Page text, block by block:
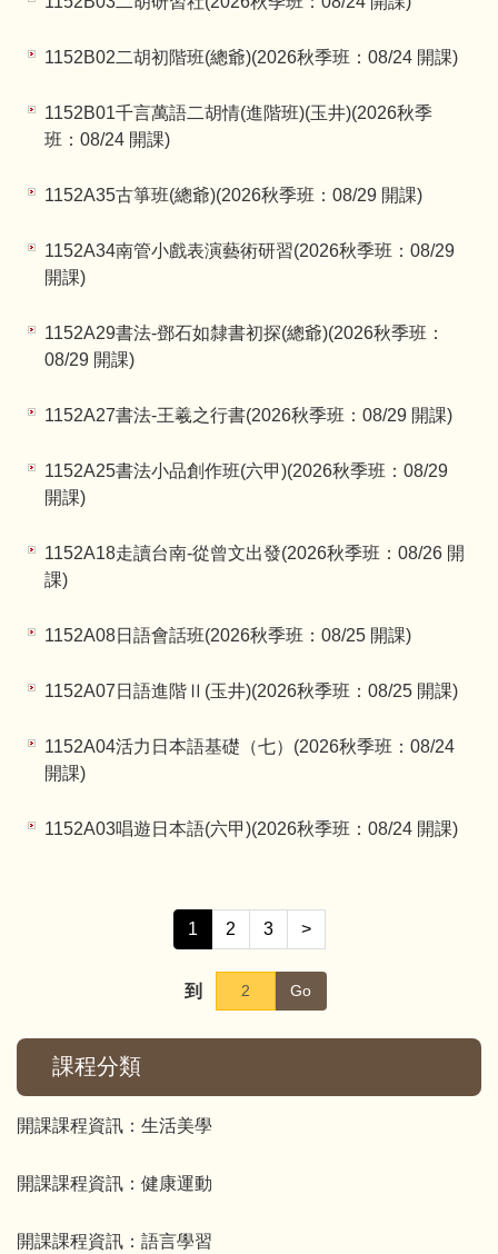
1152B02二胡初階班(總爺)(2026秋季班：08/24 開課)
1152B01千言萬語二胡情(進階班)(玉井)(2026秋季
班：08/24 開課)
1152A35古箏班(總爺)(2026秋季班：08/29 開課)
1152A34南管小戲表演藝術研習(2026秋季班：08/29
開課)
1152A29書法-鄧石如隸書初探(總爺)(2026秋季班：
08/29 開課)
1152A27書法-王羲之行書(2026秋季班：08/29 開課)
1152A25書法小品創作班(六甲)(2026秋季班：08/29
開課)
1152A18走讀台南-從曾文出發(2026秋季班：08/26 開
課)
1152A08日語會話班(2026秋季班：08/25 開課)
1152A07日語進階Ⅱ(玉井)(2026秋季班：08/25 開課)
1152A04活力日本語基礎（七）(2026秋季班：08/24
開課)
1152A03唱遊日本語(六甲)(2026秋季班：08/24 開課)
1 2 3 >
到 Go
課程分類
開課課程資訊：生活美學
開課課程資訊：健康運動
開課課程資訊：語言學習